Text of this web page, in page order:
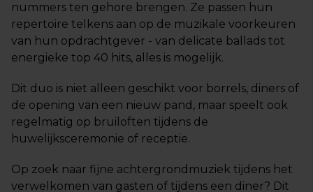
nummers ten gehore brengen. Ze passen hun
repertoire telkens aan op de muzikale voorkeuren
van hun opdrachtgever - van delicate ballads tot
energieke top 40 hits, alles is mogelijk.
Dit duo is niet alleen geschikt voor borrels, diners of
de opening van een nieuw pand, maar speelt ook
regelmatig op bruiloften tijdens de
huwelijksceremonie of receptie.
Op zoek naar fijne achtergrondmuziek tijdens het
verwelkomen van gasten of tijdens een diner? Dit